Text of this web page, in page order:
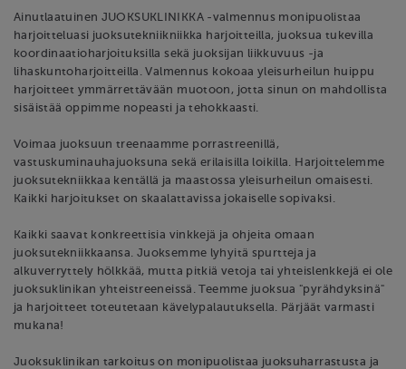
Ainutlaatuinen JUOKSUKLINIKKA -valmennus monipuolistaa
harjoitteluasi juoksutekniikniikka harjoitteilla, juoksua tukevilla
koordinaatioharjoituksilla sekä juoksijan liikkuvuus -ja
lihaskuntoharjoitteilla. Valmennus kokoaa yleisurheilun huippu
harjoitteet ymmärrettävään muotoon, jotta sinun on mahdollista
sisäistää oppimme nopeasti ja tehokkaasti.
Voimaa juoksuun treenaamme porrastreenillä,
vastuskuminauhajuoksuna sekä erilaisilla loikilla. Harjoittelemme
juoksutekniikkaa kentällä ja maastossa yleisurheilun omaisesti.
Kaikki harjoitukset on skaalattavissa jokaiselle sopivaksi.
Kaikki saavat konkreettisia vinkkejä ja ohjeita omaan
juoksutekniikkaansa. Juoksemme lyhyitä spurtteja ja
alkuverryttely hölkkää, mutta pitkiä vetoja tai yhteislenkkejä ei ole
juoksuklinikan yhteistreeneissä. Teemme juoksua "pyrähdyksinä"
ja harjoitteet toteutetaan kävelypalautuksella. Pärjäät varmasti
mukana!
Juoksuklinikan tarkoitus on monipuolistaa juoksuharrastusta ja